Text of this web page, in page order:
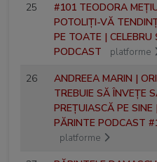
25
#101 TEODORA
POTOLIȚI-VĂ
PE TOATE | CELEBRU
PODCAST
platforme
26
ANDREEA MARIN |
TREBUIE SĂ ÎNVEȚE
PREȚUIASCĂ PE SINE
PĂRINTE PODCAST
platforme